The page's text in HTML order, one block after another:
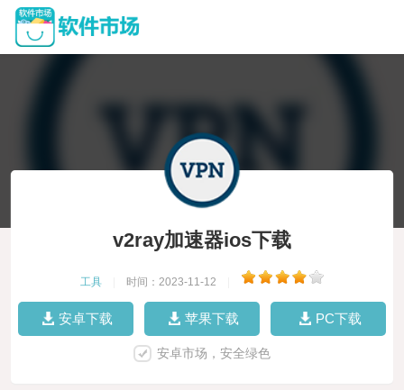
v2ray加速器ios下载
工具 时间：2023-11-12
安卓下载 苹果下载 PC下载
安卓市场，安全绿色